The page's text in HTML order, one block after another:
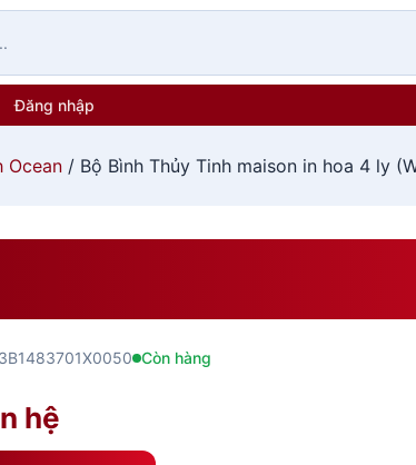
Đăng nhập
Ocean / Bộ Bình Thủy Tinh maison in hoa 4 ly
3B1483701X0050 Còn hàng
hệ